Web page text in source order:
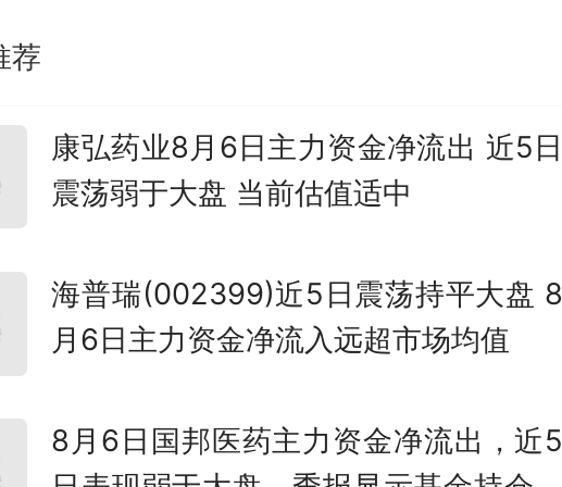
荐
康弘药业8月6日主力资金净流出 近5日
震荡弱于大盘 当前估值适中
海普瑞(002399)近5日震荡持平大盘 8
月6日主力资金净流入远超市场均值
8月6日国邦医药主力资金净流出，近5